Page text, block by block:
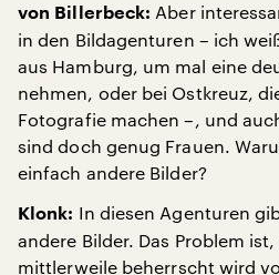
von Billerbeck: Aber
in den Bildagenturen – ich
aus Hamburg, um mal eine
nehmen, oder bei Ostkreuz,
Fotografie machen –, und
sind doch genug Frauen.
einfach andere Bilder?
Klonk: In diesen Agenturen
andere Bilder. Das Problem
mittlerweile beherrscht wird